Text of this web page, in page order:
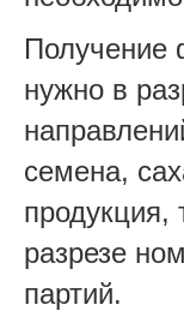
Получение
нужно в
семена,
продукция,
разрезе
партий.